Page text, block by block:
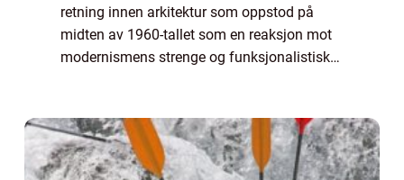
retning innen arkitektur som oppstod på
midten av 1960-tallet som en reaksjon mot
modernismens strenge og funksjonalistiske
eksperimen...